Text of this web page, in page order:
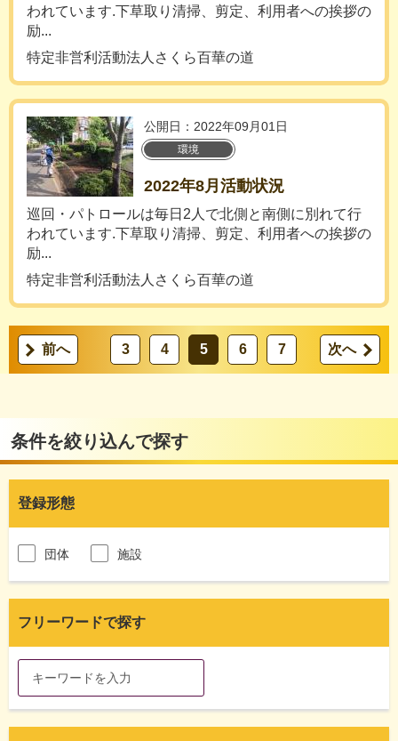
われています.下草取り清掃、剪定、利用者への挨拶の
励...
特定非営利活動法人さくら百華の道
公開日：2022年09月01日
環境
2022年8月活動状況
巡回・パトロールは毎日2人で北側と南側に別れて行
われています.下草取り清掃、剪定、利用者への挨拶の
励...
特定非営利活動法人さくら百華の道
前へ 3 4 5 6 7 次へ
条件を絞り込んで探す
登録形態
団体 施設
フリーワードで探す